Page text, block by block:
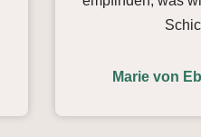
Marie von